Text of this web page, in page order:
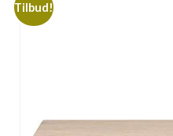
Tilbud!